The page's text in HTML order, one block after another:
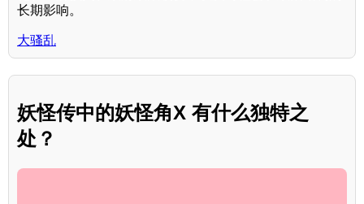
长期影响。
大骚乱
妖怪传中的妖怪角X 有什么独特之
处？